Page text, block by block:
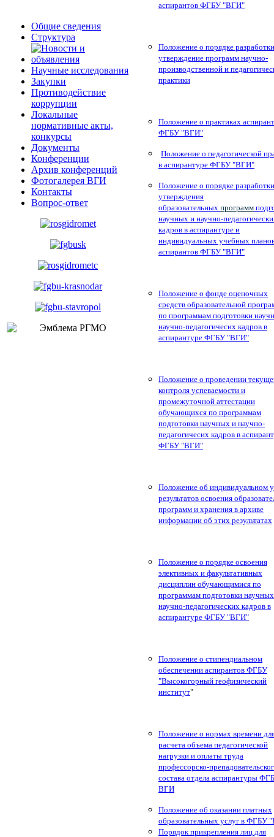
Общие сведения
Структура
Научные исследования
Закупки
Противодействие
коррупции
Локальные
нормативные акты,
конкурсы
Документы
Конференции
Архив конференций
Фотогалерея ВГИ
Контакты
Вопрос-ответ
аспирантов ФГБУ "ВГИ"
Положение о порядке
утверждение программ научно-
производственной и
практики
Положение о практиках
ФГБУ "ВГИ"
Положение о педагогической
в аспирантуре ФГБУ "ВГИ"
Положение о порядке
утверждения
образовательных программ
научных и научно-
кадров в аспирантуре и
индивидуальных учебных
аспирантов ФГБУ "ВГИ"
Положение о фонде оценочных
средств образовательной
по программам подготовки
научно-педагогичесих кадров в
аспирантуре ФГБУ "ВГИ"
Положение о проведении
контроля успеваемости и
промежуточной аттестации
обучающихся по программам
подготовки научных и научно-
педагогичесих кадров в
ФГБУ "ВГИ"
Положение об индивидуальном
результатов освоения
программ и хранения в архиве
информации об этих результатах
Положение о порядке освоения
элективных и факультативных
дисциплин обучающимися по
программам подготовки
научно-педагогических кадров в
аспирантуре ФГБУ "ВГИ"
Положение о стипендиальном
обеспечении аспирантов ФГБУ
"Высокогорный геофизический
институт"
Положение о нормах времени
расчета объема педагогической
нагрузки и оплаты труда
профессорско-
состава отдела аспирантуры
ВГИ
Положение об оказании платных
образовательных услуг в ФГБУ
Порядок прикрепления лиц для